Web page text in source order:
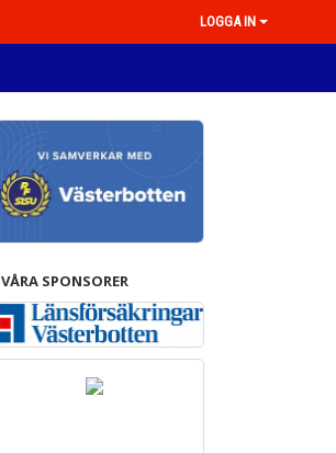
LOGGA IN
VÅRA SPONSORER